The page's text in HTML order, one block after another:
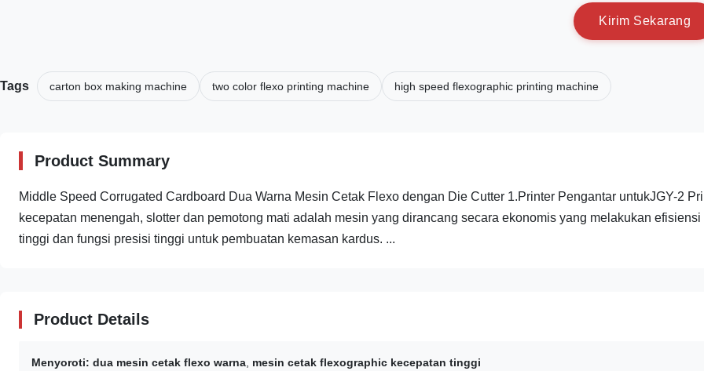
Kirim Sekarang
Tags carton box making machine two color flexo printing machine high speed flexographic printing machine
Product Summary
Middle Speed ​​Corrugated Cardboard Dua Warna Mesin Cetak Flexo dengan Die Cutter 1.Printer Pengantar untukJGY-2
kecepatan menengah, slotter dan pemotong mati adalah mesin yang dirancang secara ekonomis yang melakukan efisiensi
tinggi dan fungsi presisi tinggi untuk pembuatan kemasan kardus. ...
Product Details
Menyoroti: dua mesin cetak flexo warna mesin cetak flexographic kecepatan tinggi